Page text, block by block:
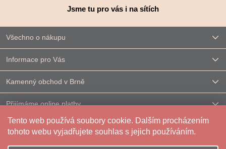
Tento web používá soubory cookie. Dalším procházením
tohoto webu vyjadřujete souhlas s jejich používáním.
Jsme tu pro vás i na sítích
Všechno o nákupu
Informace pro Vás
Kamenný obchod v Brně
Přijímáme online platby
Kontakt